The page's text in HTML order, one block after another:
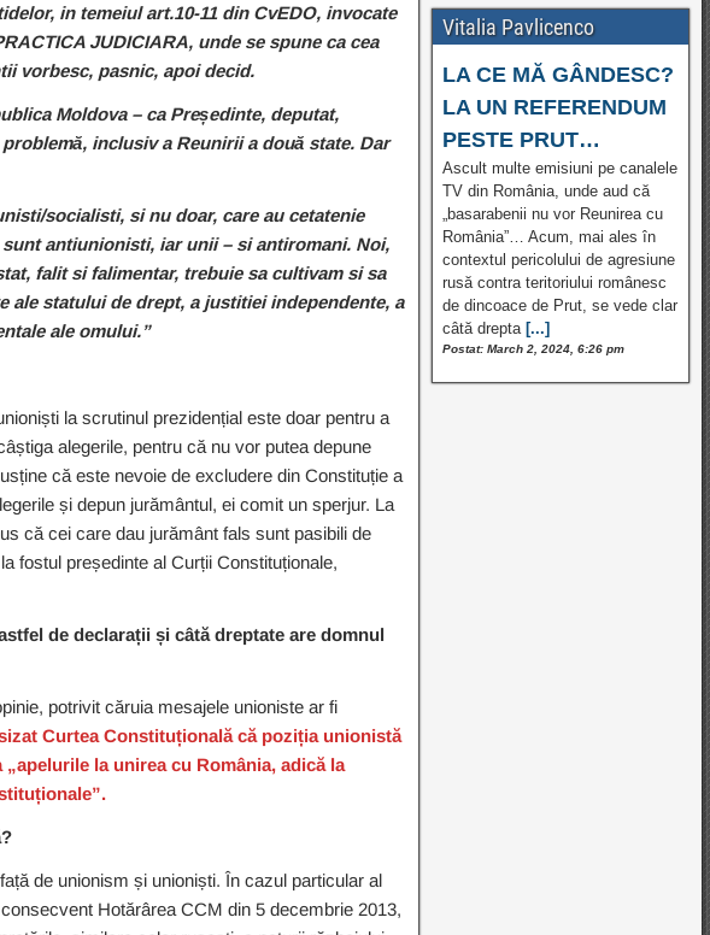
in temeiul art.10-11 din CvEDO, invocate
JUDICIARA, unde se spune ca cea
vorbesc, pasnic, apoi decid.
Moldova – ca Președinte, deputat,
inclusiv a Reunirii a două state. Dar
socialisti, si nu doar, care au cetatenie
antiunionisti, iar unii – si antiromani. Noi,
falit si falimentar, trebuie sa cultivam si sa
statului de drept, a justitiei independente, a
ale omului.”
la scrutinul prezidențial este doar pentru a
alegerile, pentru că nu vor putea depune
că este nevoie de excludere din Constituție a
și depun jurământul, ei comit un sperjur. La
că cei care dau jurământ fals sunt pasibili de
fostul președinte al Curții Constituționale,
de declarații și câtă dreptate are domnul
potrivit căruia mesajele unioniste ar fi
Curtea Constituțională că poziția unionistă
la unirea cu România, adică la
de unionism și unioniști. În cazul particular al
Hotărârea CCM din 5 decembrie 2013,
Vitalia Pavlicenco
LA CE MĂ GÂNDESC?
LA UN REFERENDUM
PESTE PRUT…
Ascult multe emisiuni pe canalele
TV din România, unde aud că
„basarabenii nu vor Reunirea cu
România”… Acum, mai ales în
contextul pericolului de agresiune
rusă contra teritoriului românesc
de dincoace de Prut, se vede clar
câtă drepta[...]
Postat: March 2, 2024, 6:26 pm